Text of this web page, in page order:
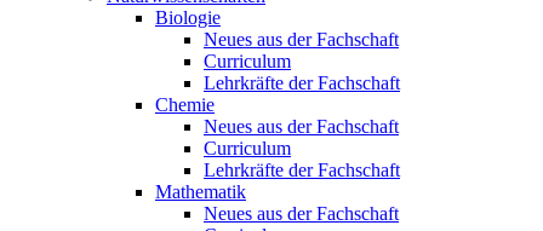
Biologie
Neues aus der Fachschaft
Curriculum
Lehrkräfte der Fachschaft
Chemie
Neues aus der Fachschaft
Curriculum
Lehrkräfte der Fachschaft
Mathematik
Neues aus der Fachschaft